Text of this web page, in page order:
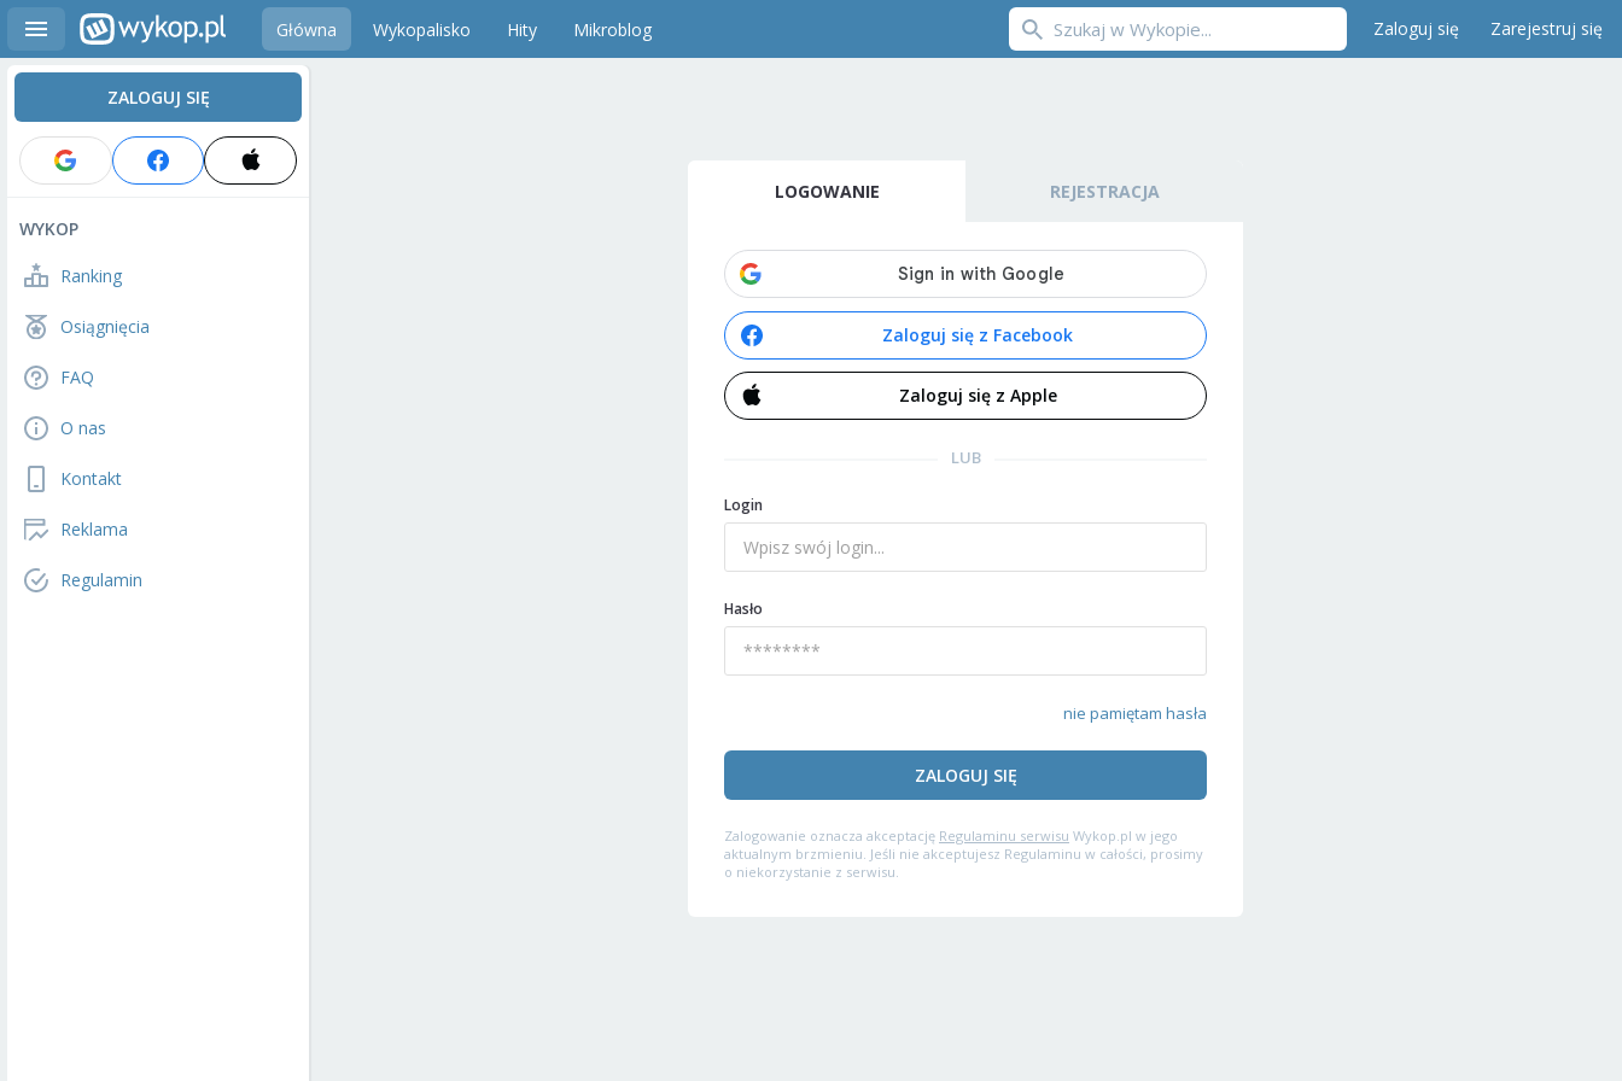
Główna Wykopalisko Hity Mikroblog Zaloguj się Zarejestruj się
ZALOGUJ SIĘ
WYKOP
Ranking
Osiągnięcia
FAQ
O nas
Kontakt
Reklama
Regulamin
LOGOWANIE REJESTRACJA
Zaloguj się z Facebook
Zaloguj się z Apple
LUB
Login
Hasło
nie pamiętam hasła
ZALOGUJ SIĘ
Zalogowanie oznacza akceptację Regulaminu serwisu Wykop.pl w jego
aktualnym brzmieniu. Jeśli nie akceptujesz Regulaminu w całości, prosimy
o niekorzystanie z serwisu.